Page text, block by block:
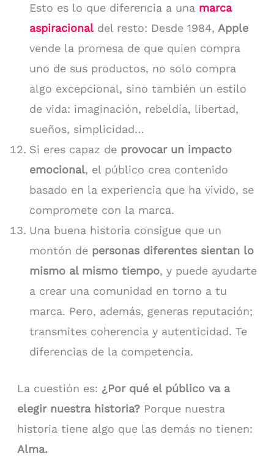
Esto es lo que diferencia a una marca
aspiracionaldel resto: Desde 1984, Apple
vende la promesa de que quien compra
uno de sus productos, no solo compra
algo excepcional, sino también un estilo
de vida: imaginación, rebeldía, libertad,
sueños, simplicidad…
Si eres capaz de provocar un impacto
emocional, el público crea contenido
basado en la experiencia que ha vivido, se
compromete con la marca.
Una buena historia consigue que un
montón de personas diferentes sientan lo
mismo al mismo tiempo, y puede ayudarte
a crear una comunidad en torno a tu
marca. Pero, además, generas reputación;
transmites coherencia y autenticidad. Te
diferencias de la competencia.
La cuestión es: ¿Por qué el público va a
elegir nuestra historia?Porque nuestra
historia tiene algo que las demás no tienen:
Alma.